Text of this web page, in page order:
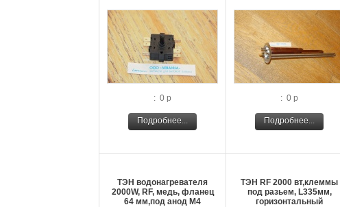
: 0 р
Подробнее...
: 0 р
Подробнее...
ТЭН водонагревателя
2000W, RF, медь, фланец
64 мм,под анод М4
ТЭН RF 2000 вт,клеммы
под разьем, L335мм,
горизонтальный